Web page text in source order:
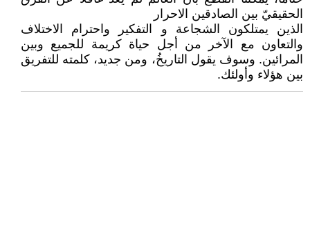
الحقيقيّ بين الصادقين الاحرار
الذين يمتلكون الشجاعة و التفكير واحترام الاختلاف
والتعاون مع الآخر من أجل حياة كريمة للجميع وبين
المرائين. وسوف يقول التاريخُ، ومن جديد، كلمته للتفريق
بين هؤلاء وأولئك.